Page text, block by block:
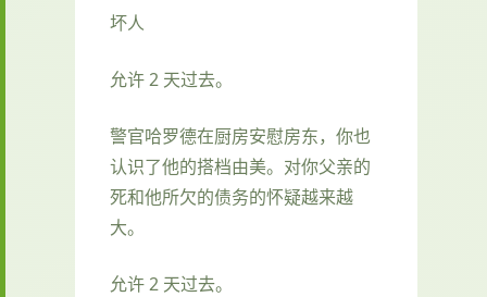
坏人
允许 2 天过去。
警官哈罗德在厨房安慰房东，你也
认识了他的搭档由美。对你父亲的
死和他所欠的债务的怀疑越来越
大。
允许 2 天过去。